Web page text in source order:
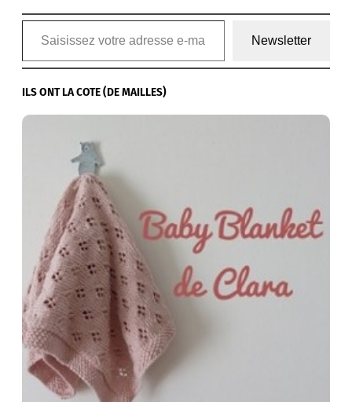
Saisissez votre adresse e-mail…
Newsletter
ILS ONT LA COTE (DE MAILLES)